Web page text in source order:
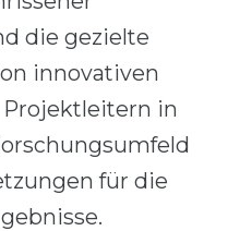
die gezielte
innovativen
in
für die